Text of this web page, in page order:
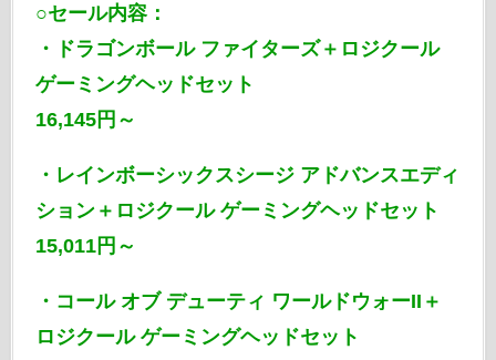
○セール内容：
・ドラゴンボール ファイターズ＋ロジクール
ゲーミングヘッドセット
16,145円～
・レインボーシックスシージ アドバンスエディ
ション＋ロジクール ゲーミングヘッドセット
15,011円～
・コール オブ デューティ ワールドウォーII＋
ロジクール ゲーミングヘッドセット